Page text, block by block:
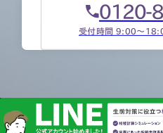
0120-
受付時間 9:00～